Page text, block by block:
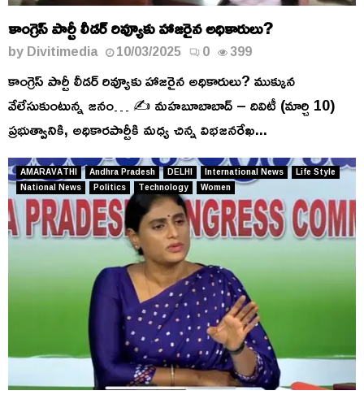
కాంగ్రెస్ పార్టీ లీడర్ రివ్యూకు హాజరైన అధికారులు?
byDivitimedia 10/03/2025 0 399
కాంగ్రెస్ పార్టీ లీడర్ రివ్యూకు హాజరైన అధికారులు? ముక్కున
వేలేసుకుంటున్న జనం… ✍️ మహబూబాబాద్ – దివిటీ (మార్చి 10)
ప్రభుత్వానికి, అధికారపార్టీకి మధ్య చిన్న విభజనరేఖ...
AMARAVATHI Andhra Pradesh DELHI International News
Life Style
National News
Politics Technology Women